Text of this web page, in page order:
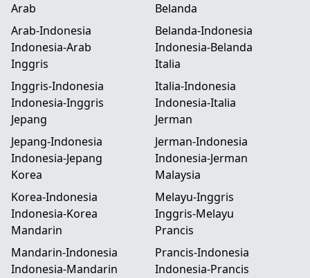
Arab
Arab-Indonesia
Indonesia-Arab
Belanda
Belanda-Indonesia
Indonesia-Belanda
Inggris
Inggris-Indonesia
Indonesia-Inggris
Italia
Italia-Indonesia
Indonesia-Italia
Jepang
Jepang-Indonesia
Indonesia-Jepang
Jerman
Jerman-Indonesia
Indonesia-Jerman
Korea
Korea-Indonesia
Indonesia-Korea
Malaysia
Melayu-Inggris
Inggris-Melayu
Mandarin
Mandarin-Indonesia
Indonesia-Mandarin
Prancis
Prancis-Indonesia
Indonesia-Prancis